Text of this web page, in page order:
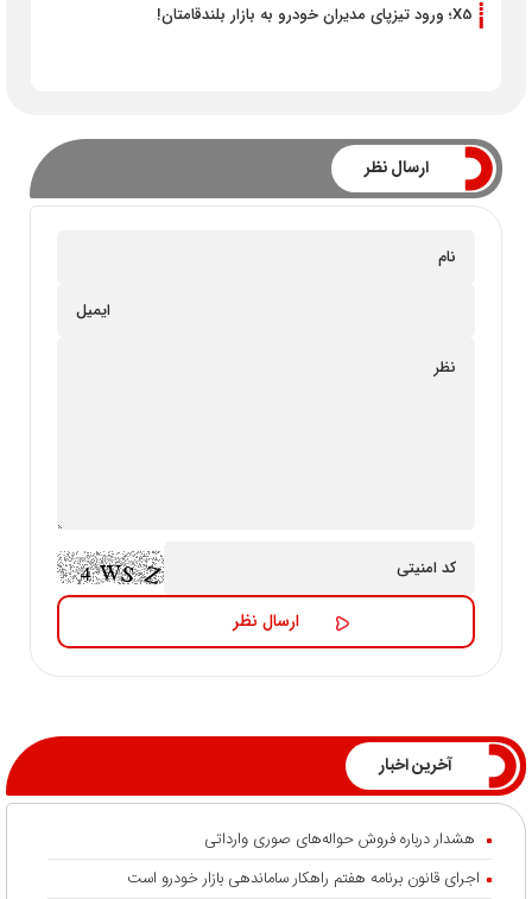
X5؛ ورود تیزپای مدیران خودرو به بازار بلندقامتان!
ارسال نظر
آخرین اخبار
هشدار درباره فروش حواله‌های صوری وارداتی
اجرای قانون برنامه هفتم راهکار ساماندهی بازار خودرو است